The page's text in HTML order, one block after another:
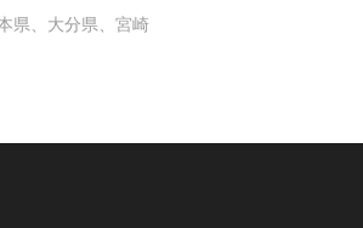
県 大分県
宮崎